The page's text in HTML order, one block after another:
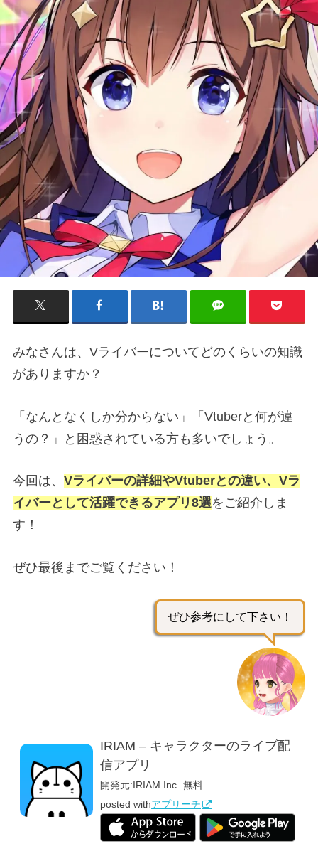
みなさんは、Vライバーについてどのくらいの知識
がありますか？
「なんとなくしか分からない」「Vtuberと何が違
うの？」と困惑されている方も多いでしょう。
今回は、 Vライバーの詳細やVtuberとの違い、Vラ
イバーとして活躍できるアプリ8選をご紹介しま
す！
ぜひ最後までご覧ください！
ぜひ参考にして下さい！
IRIAM – キャラクターのライブ配
信アプリ
開発元:IRIAM Inc. 無料
posted withアプリーチ